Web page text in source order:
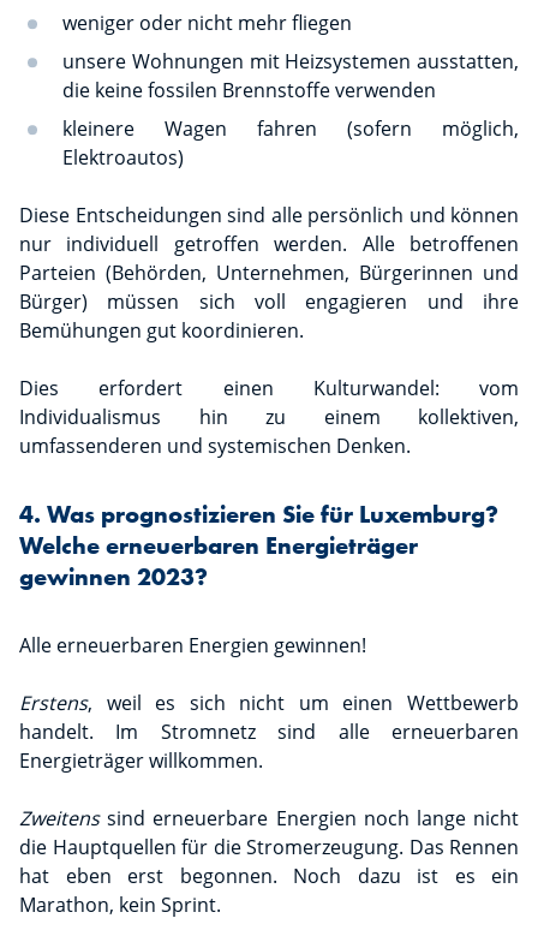
weniger oder nicht mehr fliegen
unsere Wohnungen mit Heizsystemen ausstatten,
die keine fossilen Brennstoffe verwenden
kleinere Wagen fahren (sofern möglich,
Elektroautos)
Diese Entscheidungen sind alle persönlich und können
nur individuell getroffen werden. Alle betroffenen
Parteien (Behörden, Unternehmen, Bürgerinnen und
Bürger) müssen sich voll engagieren und ihre
Bemühungen gut koordinieren.
Dies erfordert einen Kulturwandel: vom
Individualismus hin zu einem kollektiven,
umfassenderen und systemischen Denken.
4. Was prognostizieren Sie für Luxemburg?
Welche erneuerbaren Energieträger
gewinnen 2023?
Alle erneuerbaren Energien gewinnen!
Erstens, weil es sich nicht um einen Wettbewerb
handelt. Im Stromnetz sind alle erneuerbaren
Energieträger willkommen.
Zweitenssind erneuerbare Energien noch lange nicht
die Hauptquellen für die Stromerzeugung. Das Rennen
hat eben erst begonnen. Noch dazu ist es ein
Marathon, kein Sprint.